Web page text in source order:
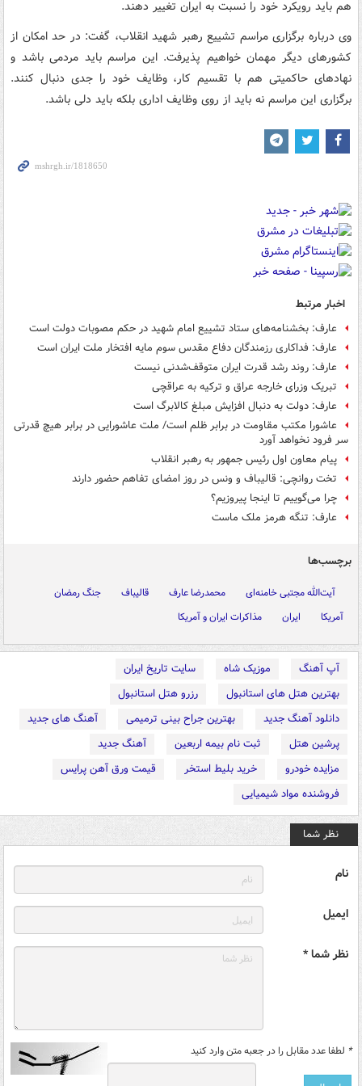
هم باید رویکرد خود را نسبت به ایران تغییر دهند.
وی درباره برگزاری مراسم تشییع رهبر شهید انقلاب، گفت: در حد امکان از
کشورهای دیگر مهمان خواهیم پذیرفت. این مراسم باید مردمی باشد و
نهادهای حاکمیتی هم با تقسیم کار، وظایف خود را جدی دنبال کنند.
برگزاری این مراسم نه باید از روی وظایف اداری بلکه باید دلی باشد.
اخبار مرتبط
عارف: بخشنامه‌های ستاد تشییع امام شهید در حکم مصوبات دولت است
عارف: فداکاری رزمندگان دفاع مقدس سوم مایه افتخار ملت ایران است
عارف: روند رشد قدرت ایران متوقف‌شدنی نیست
تبریک وزرای خارجه عراق و ترکیه به عراقچی
عارف: دولت به دنبال افزایش مبلغ کالابرگ است
عاشورا مکتب مقاومت در برابر ظلم است/ ملت عاشورایی در برابر هیچ قدرتی
سر فرود نخواهد آورد
پیام معاون اول رئیس جمهور به رهبر انقلاب
تخت روانچی: قالیباف و ونس در روز امضای تفاهم حضور دارند
چرا می‌گوییم تا اینجا پیروزیم؟
عارف: تنگه هرمز ملک ماست
برچسب‌ها
آیت‌الله مجتبی خامنه‌ای محمدرضا عارف قالیباف
جنگ رمضان
آمریکا
ایران مذاکرات ایران و آمریکا
آپ آهنگ موزیک شاه
سایت تاریخ ایران
بهترین هتل های استانبول
رزرو هتل استانبول
دانلود آهنگ جدید
بهترین جراح بینی ترمیمی
آهنگ های جدید
پرشین هتل
ثبت نام بیمه اربعین
آهنگ جدید
مزایده خودرو
خرید بلیط استخر
قیمت ورق آهن پرایس
فروشنده مواد شیمیایی
نظر شما
نام
ایمیل
نظر شما *
* لطفا عدد مقابل را در جعبه متن وارد کنید